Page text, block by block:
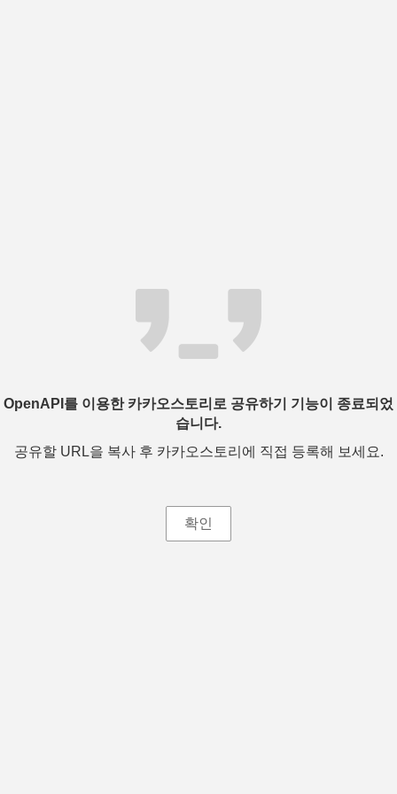
OpenAPI를 이용한 카카오스토리로 공유하기 기능이 종료되었
습니다.
공유할 URL을 복사 후 카카오스토리에 직접 등록해 보세요.
확인